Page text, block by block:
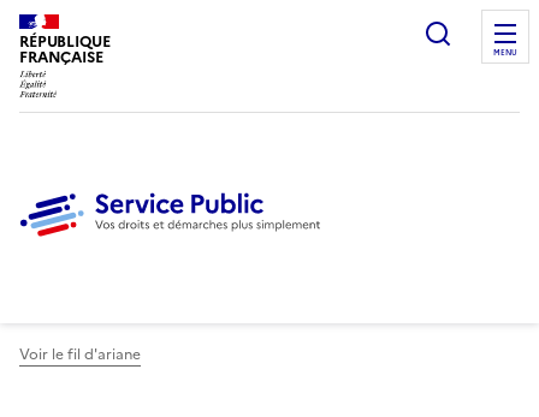
RÉPUBLIQUE
FRANÇAISE
Ouvrir
MENU
Voir le fil d'ariane